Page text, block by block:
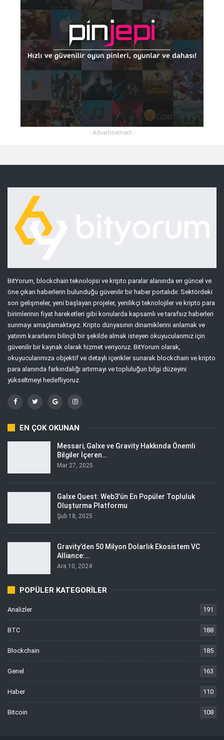
- Advertisement -
BitYorum, blockchain teknolojisi ve kripto paralar alanında en güncel ve
öne çıkan haberlerin bulunduğu güvenilir bir haber portalıdır. Sektördeki
son gelişmeler, yeni başlayan projeler, yenilikçi teknolojiler ve kripto para
birimlerinin fiyat hareketleri gibi konularda kapsamlı ve tarafsız haberleri
sunmayı amaçlamaktayız. Kripto dünyasının dinamiklerini anlamak ve
yatırım kararlarını bilinçli bir şekilde almak isteyen okuyucularımız için
güvenilir bir kaynak olarak hizmet veriyoruz. BitYorum olarak,
okuyucularımıza objektif ve detaylı içerikler sunarak blockchain ve kripto
para alanında farkındalığı artırmayı ve topluluğun bilgi düzeyini
yükseltmeyi hedefliyoruz.
EN ÇOK OKUNAN
Messari, Galxe ve Gravity Hakkında Önemli
Bilgiler İçeren…
Mar 27, 2025
Galxe Quest: Web3’ün En Popüler Topluluk
Oluşturma Platformu
Şub 18, 2025
Gravity’den 50 Milyon Dolarlık Ekosistem VC
Alliance:…
Ara 10, 2024
POPÜLER KATEGORILER
Analizler 191
BTC 188
Blockchain 185
Genel 163
Haber 110
Bitcoin 108